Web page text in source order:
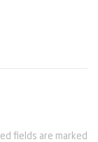
fields are marked